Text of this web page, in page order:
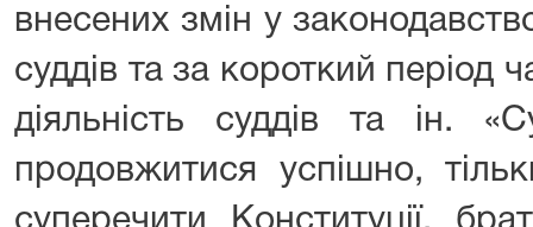
внесених змін у
суддів та за короткий період
діяльність суддів та ін.
продовжитися успішно,